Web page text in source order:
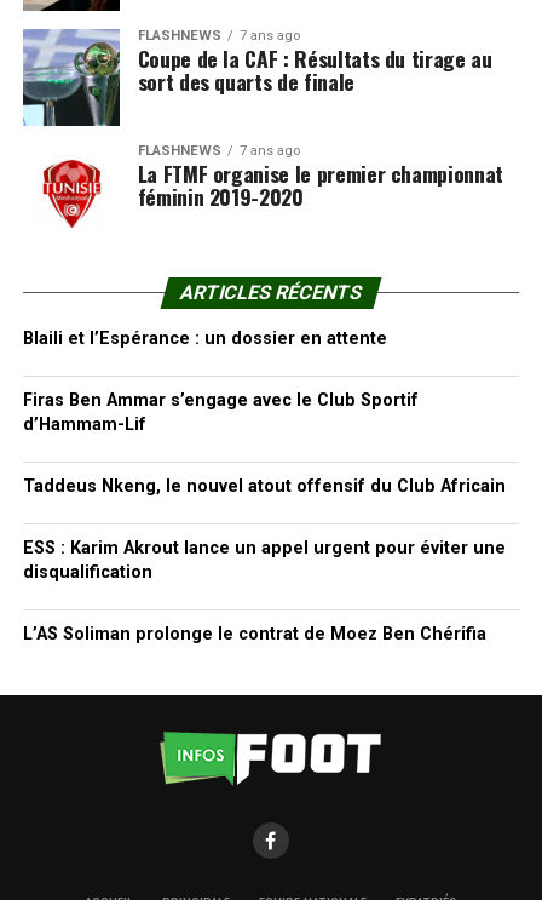
FLASHNEWS 7 ans ago
Coupe de la CAF : Résultats du tirage au
sort des quarts de finale
FLASHNEWS 7 ans ago
La FTMF organise le premier championnat
féminin 2019-2020
ARTICLES RÉCENTS
Blaili et l’Espérance : un dossier en attente
Firas Ben Ammar s’engage avec le Club Sportif
d’Hammam-Lif
Taddeus Nkeng, le nouvel atout offensif du Club Africain
ESS : Karim Akrout lance un appel urgent pour éviter une
disqualification
L’AS Soliman prolonge le contrat de Moez Ben Chérifia